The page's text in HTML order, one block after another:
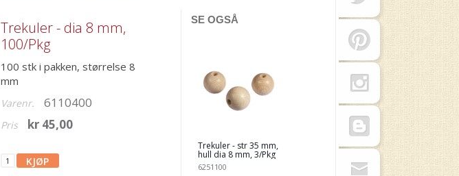
Trekuler - dia 8 mm,
100/Pkg
100 stk i pakken, størrelse 8
mm
Varenr. 6110400
Pris kr 45,00
SE OGSÅ
Trekuler - str 35 mm,
hull dia 8 mm, 3/Pkg
6251100